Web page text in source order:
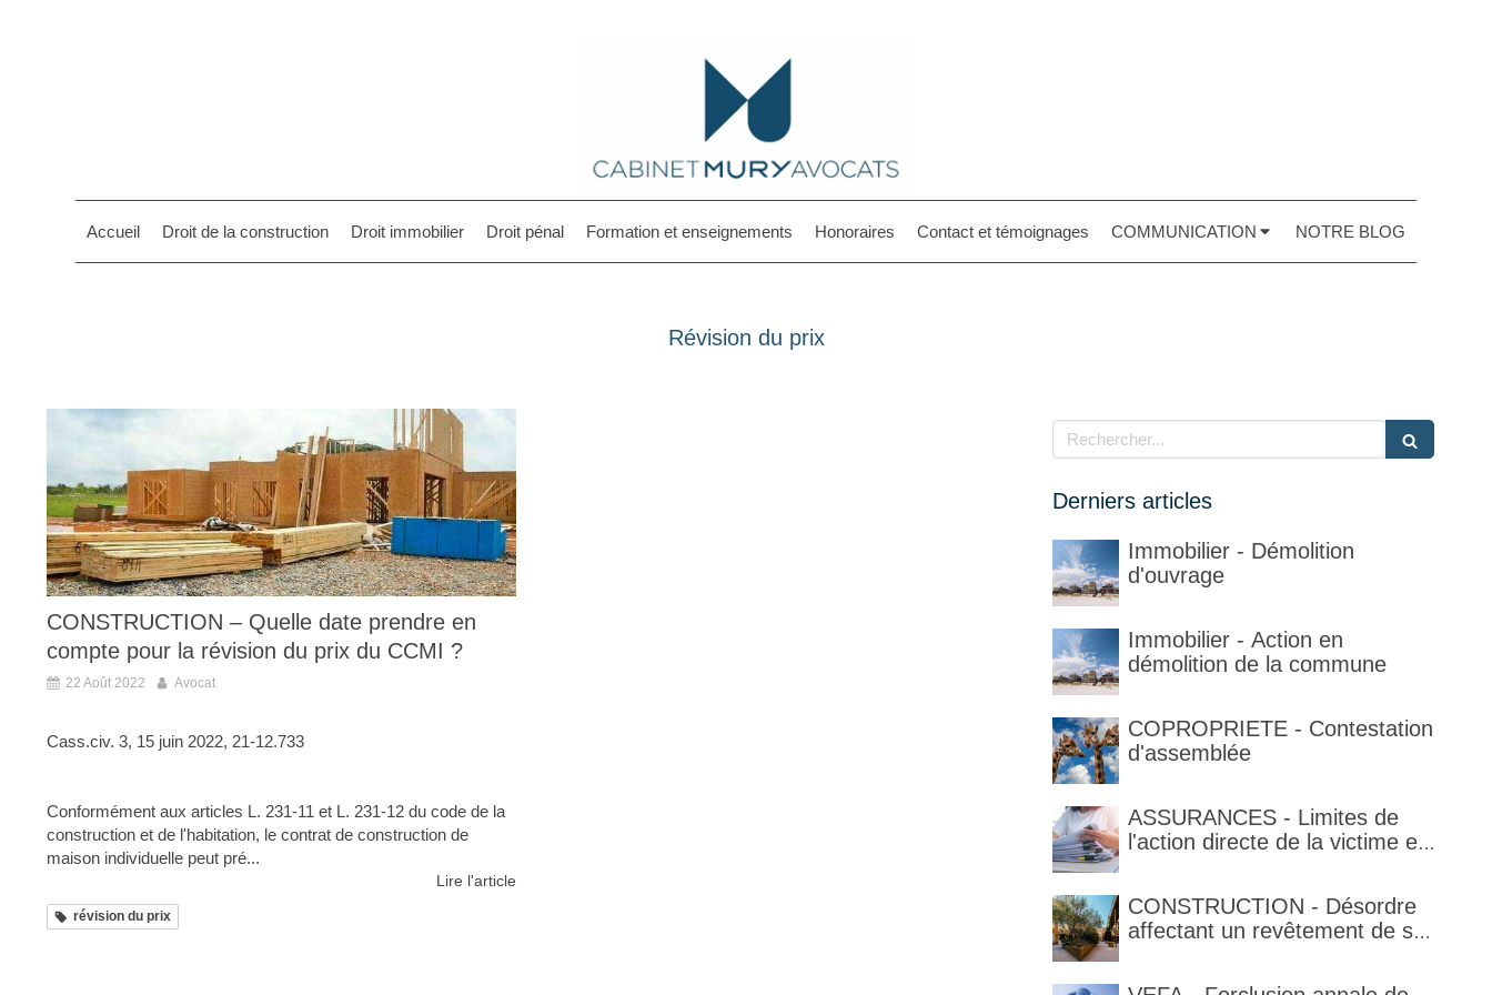
Accueil Droit de la construction Droit immobilier Droit pénal Formation et enseignements Honoraires Contact et témoignages COMMUNICATION NOTRE BLOG
Révision du prix
CONSTRUCTION – Quelle date prendre en
compte pour la révision du prix du CCMI ?
22 Août 2022 Avocat
Cass.civ. 3, 15 juin 2022, 21-12.733
Conformément aux articles L. 231-11 et L. 231-12 du code de la
construction et de l'habitation, le contrat de construction de
maison individuelle peut pré...
Lire l'article
révision du prix
Rechercher
Derniers articles
Immobilier - Démolition
d'ouvrage
Immobilier - Action en
démolition de la commune
COPROPRIETE - Contestation
d'assemblée
ASSURANCES - Limites de
l'action directe de la victime et
de la garantie en condition de
la garantie
CONSTRUCTION - Désordre
affectant un revêtement de sol